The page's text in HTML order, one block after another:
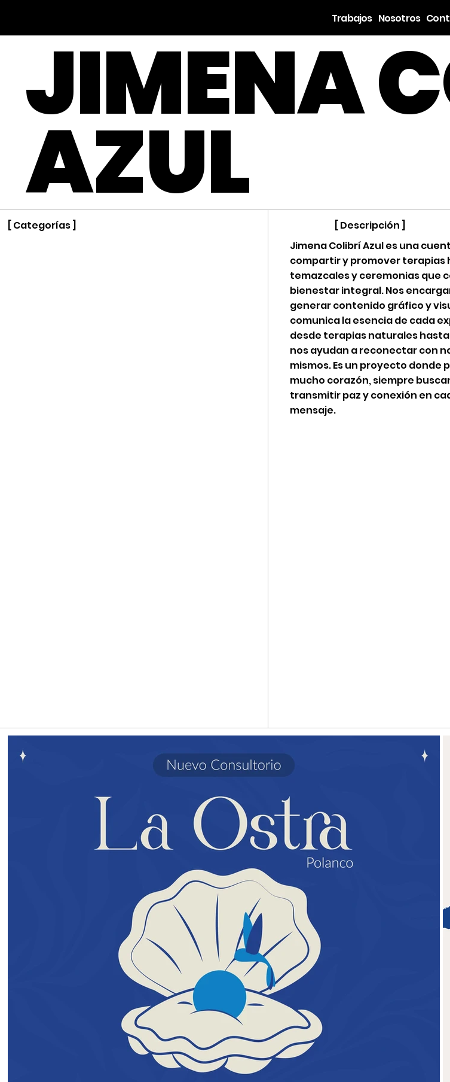
Trabajos Nosotros
[ Categorías ]
[ Descripción ]
Jimena Colibrí Azul es una
compartir y promover terapias
temazcales y ceremonias que
bienestar integral. Nos
generar contenido gráfico y
comunica la esencia de cada
desde terapias naturales
nos ayudan a reconectar con
mismos. Es un proyecto donde
mucho corazón, siempre
transmitir paz y conexión en
mensaje.
JIMENA
AZUL